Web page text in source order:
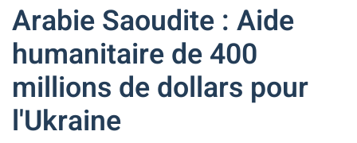
Arabie Saoudite : Aide
humanitaire de 400
millions de dollars pour
l'Ukraine